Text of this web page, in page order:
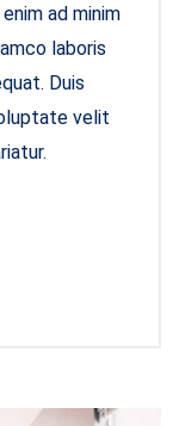
ad minim
laboris
Duis
velit